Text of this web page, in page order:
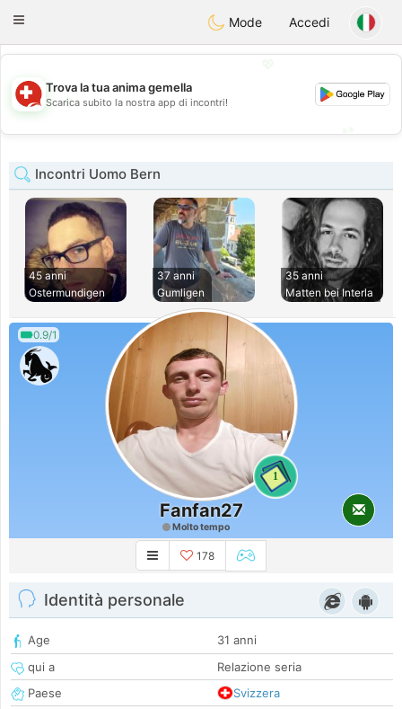
Suissi
Toggle
Mode Accedi
💖
💕
Trova la tua anima gemella
Scarica subito la nostra app di incontri!
Incontri Uomo Bern
45 anni
Ostermundigen
37 anni
Gumligen
35 anni
Matten bei Interla
0.9/1
1
Fanfan27
Molto tempo
178
Identità personale
Age
31 anni
qui a
Relazione seria
Paese
Svizzera